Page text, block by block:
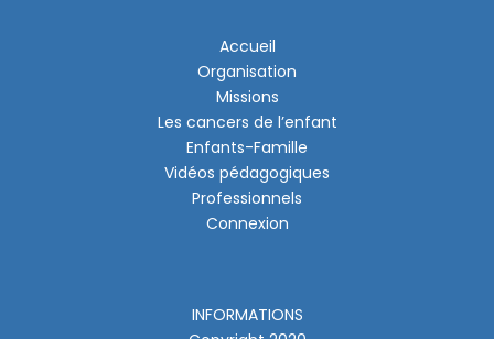
Accueil
Organisation
Missions
Les cancers de l’enfant
Enfants-Famille
Vidéos pédagogiques
Professionnels
Connexion
INFORMATIONS